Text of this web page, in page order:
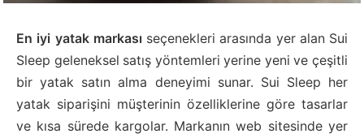
En iyi yatak markası seçenekleri arasında yer alan Sui
Sleep geleneksel satış yöntemleri yerine yeni ve çeşitli
bir yatak satın alma deneyimi sunar. Sui Sleep her
yatak siparişini müşterinin özelliklerine göre tasarlar
ve kısa sürede kargolar. Markanın web sitesinde yer